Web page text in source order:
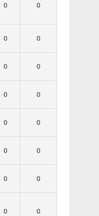
0 0
0 0
0 0
0 0
0 0
0 0
0 0
0 0